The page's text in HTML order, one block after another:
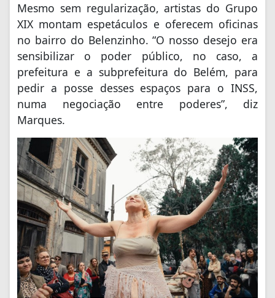
Mesmo sem regularização, artistas do Grupo
XIX montam espetáculos e oferecem oficinas
no bairro do Belenzinho. “O nosso desejo era
sensibilizar o poder público, no caso, a
prefeitura e a subprefeitura do Belém, para
pedir a posse desses espaços para o INSS,
numa negociação entre poderes”, diz
Marques.